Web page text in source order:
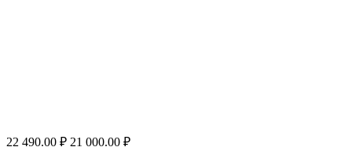
22 490.00 ₽ 21 000.00 ₽